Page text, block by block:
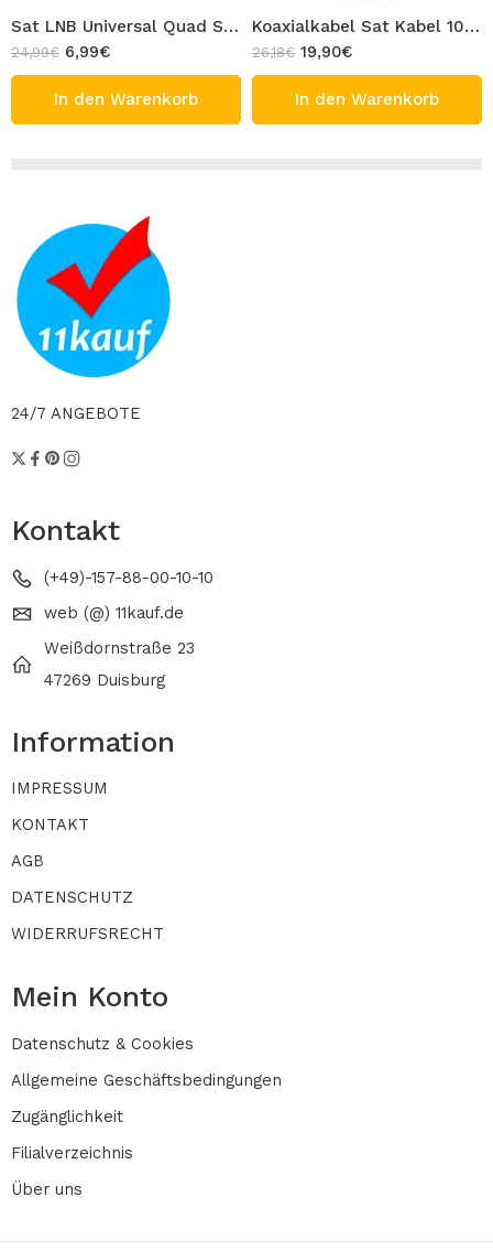
Sat LNB Universal Quad Slim BAFF 0.1dB 4 Anschluss 4x Receiver Teilnehmer Full HD TV 3D Digital Satellite LNB Schmal Wetterschutz
24,99€ 6,99€
In den Warenkorb
Koaxialkabel Sat Kabel 100m BAFF Antennenkabel 2 Fach Abgeschirmt Full HD DvbT 3D Satellite Antenne Koaxial TV CCS Koax Kabel
26,18€ 19,90€
In den Warenkorb
24/7 ANGEBOTE
Kontakt
(+49)-157-88-00-10-10
web (@) 11kauf.de
Weißdornstraße 23
47269 Duisburg
Information
IMPRESSUM
KONTAKT
AGB
DATENSCHUTZ
WIDERRUFSRECHT
Mein Konto
Datenschutz & Cookies
Allgemeine Geschäftsbedingungen
Zugänglichkeit
Filialverzeichnis
Über uns